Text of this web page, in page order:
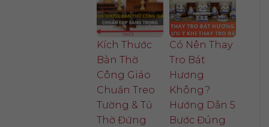
Kích Thước
Bàn Thờ
Công Giáo
Chuẩn Treo
Tường & Tủ
Thờ Đứng
Có Nên Thay
Tro Bát
Hương
Không?
Hướng Dẫn 5
Bước Đúng